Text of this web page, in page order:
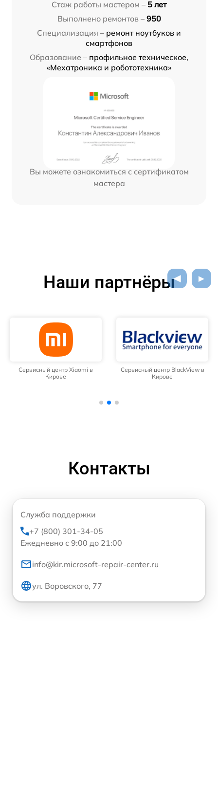
Стаж работы мастером – 5 лет
Выполнено ремонтов – 950
Специализация – ремонт ноутбуков и
смартфонов
Образование – профильное техническое,
«Мехатроника и робототехника»
Вы можете ознакомиться с сертификатом
мастера
Наши партнёры
Сервисный центр Xiaomi в
Кирове
Сервисный центр BlackView в
Кирове
Контакты
Служба поддержки
+7 (800) 301-34-05
Ежедневно с 9:00 до 21:00
info@kir.microsoft-repair-center.ru
ул. Воровского, 77